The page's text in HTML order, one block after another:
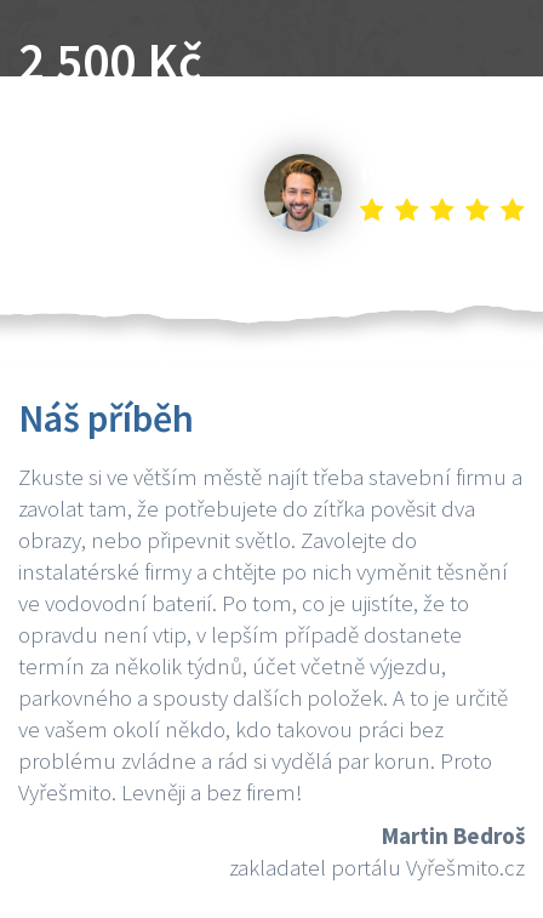
2 500 Kč
Náš příběh
Zkuste si ve větším městě najít třeba stavební firmu a
zavolat tam, že potřebujete do zítřka pověsit dva
obrazy, nebo připevnit světlo. Zavolejte do
instalatérské firmy a chtějte po nich vyměnit těsnění
ve vodovodní baterií. Po tom, co je ujistíte, že to
opravdu není vtip, v lepším případě dostanete
termín za několik týdnů, účet včetně výjezdu,
parkovného a spousty dalších položek. A to je určitě
ve vašem okolí někdo, kdo takovou práci bez
problému zvládne a rád si vydělá par korun. Proto
Vyřešmito. Levněji a bez firem!
Martin Bedroš
zakladatel portálu Vyřešmito.cz